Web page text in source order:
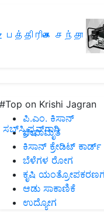
பத்திரிகை சந்தா
#Top on Krishi Jagran
ಪಿ.ಎಂ. ಕಿಸಾನ್
ಜೀವಾಮೃತ
ಕಿಸಾನ್ ಕ್ರೇಡಿಟ್ ಕಾರ್ಡ್
ಬೆಳೆಗಳ ರೋಗ
ಕೃಷಿ
ಆಡು ಸಾಕಾಣಿಕೆ
ಉದ್ಯೋಗ